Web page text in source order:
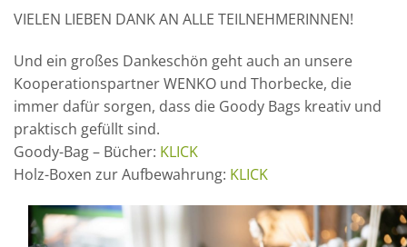
VIELEN LIEBEN DANK AN ALLE TEILNEHMERINNEN!
Und ein großes Dankeschön geht auch an unsere
Kooperationspartner WENKO und Thorbecke, die
immer dafür sorgen, dass die Goody Bags kreativ und
praktisch gefüllt sind.
Goody-Bag – Bücher: KLICK
Holz-Boxen zur Aufbewahrung: KLICK